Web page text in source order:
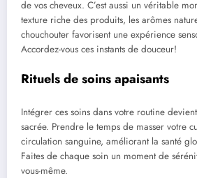
de vos cheveux. C’est aussi un véritable
texture riche des produits, les arômes
chouchouter favorisent une expérience
Accordez-vous ces instants de douceur!
Rituels de soins apaisants
Intégrer ces soins dans votre routine
sacrée. Prendre le temps de masser votre
circulation sanguine, améliorant la santé
Faites de chaque soin un moment de
vous-même.